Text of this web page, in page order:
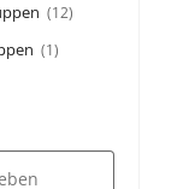
(12)
(1)